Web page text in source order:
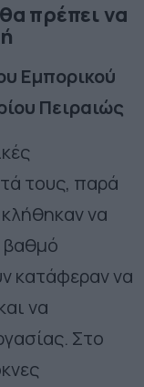
πρέπει να
Εμπορικού
Πειραιώς
τους, παρά
να
βαθμό
κατάφεραν να
να
Στο